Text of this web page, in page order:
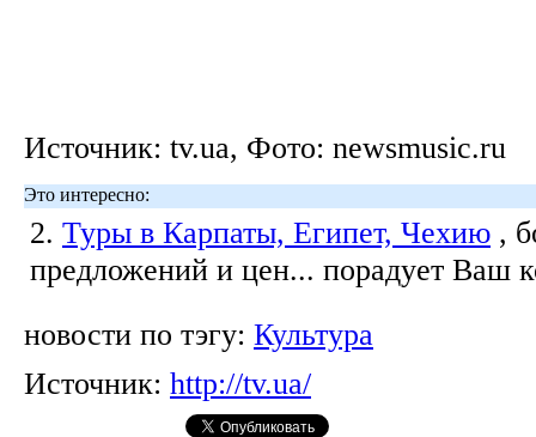
Источник: tv.ua, Фото: newsmusic.ru
Это интересно:
2. Туры в Карпаты, Египет, Чехию ,
предложений и цен... порадует Ваш
новости по тэгу: Культура
Источник: http://tv.ua/